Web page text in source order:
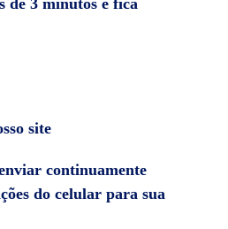
site
continuamente
do celular para sua